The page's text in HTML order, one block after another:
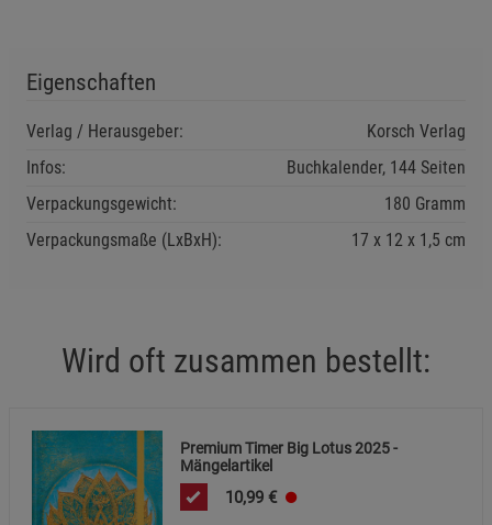
Eigenschaften
Verlag / Herausgeber:
Korsch Verlag
Infos:
Buchkalender, 144 Seiten
Verpackungsgewicht:
180 Gramm
Verpackungsmaße (LxBxH):
17 12 1,5 cm
Wird oft zusammen bestellt:
Premium Timer Big Lotus 2025 -
Mängelartikel
10,99 €
Beschreibung Notwendige Cookies
Cookie-Informationen
Beschreibung Funktionale Cookies
Statistik Cookies (2) Statistik Cookies
Beschreibung Statistik Cookies
Cookie-Informationen